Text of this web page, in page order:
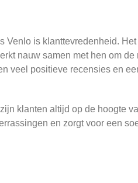
is klanttevredenheid. Het
nauw samen met hen om de
veel positieve recensies en
klanten altijd op de hoogte
en zorgt voor een